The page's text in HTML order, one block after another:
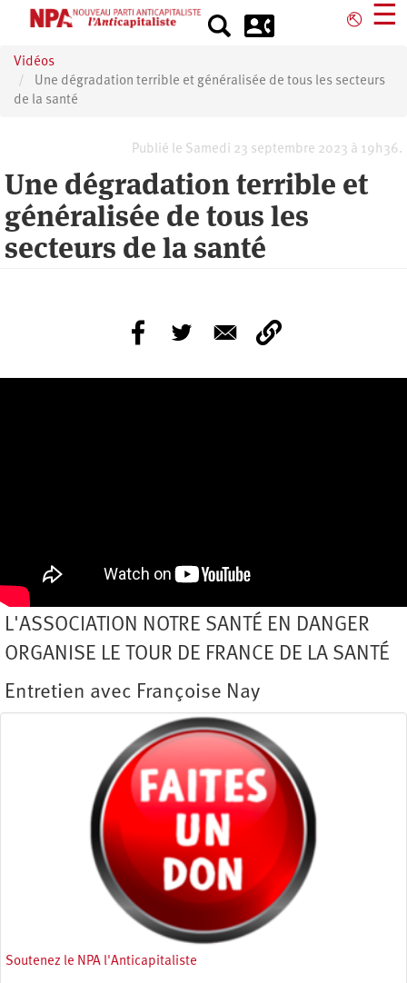
principal
⎋ ☰
Vidéos
Une dégradation terrible et généralisée de tous les secteurs
de la santé
Publié le Samedi 23 septembre 2023 à 19h36.
Une dégradation terrible et
généralisée de tous les
secteurs de la santé
L'ASSOCIATION NOTRE SANTÉ EN DANGER
ORGANISE LE TOUR DE FRANCE DE LA SANTÉ
Entretien avec Françoise Nay
Soutenez le NPA l'Anticapitaliste